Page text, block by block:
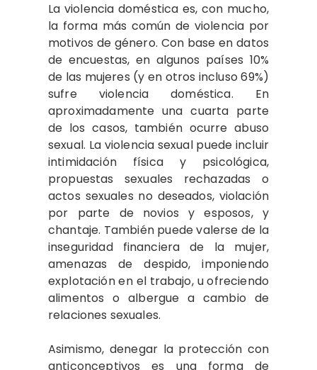
La violencia doméstica es, con mucho,
la forma más común de violencia por
motivos de género. Con base en datos
de encuestas, en algunos países 10%
de las mujeres (y en otros incluso 69%)
sufre violencia doméstica. En
aproximadamente una cuarta parte
de los casos, también ocurre abuso
sexual. La violencia sexual puede incluir
intimidación física y psicológica,
propuestas sexuales rechazadas o
actos sexuales no deseados, violación
por parte de novios y esposos, y
chantaje. También puede valerse de la
inseguridad financiera de la mujer,
amenazas de despido, imponiendo
explotación en el trabajo, u ofreciendo
alimentos o albergue a cambio de
relaciones sexuales.
Asimismo, denegar la protección con
anticonceptivos es una forma de